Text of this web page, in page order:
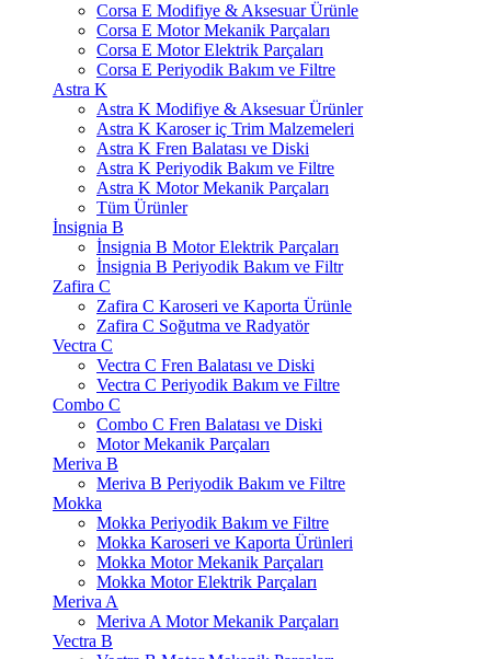
Corsa E Modifiye & Aksesuar Ürünle
Corsa E Motor Mekanik Parçaları
Corsa E Motor Elektrik Parçaları
Corsa E Periyodik Bakım ve Filtre
Astra K
Astra K Modifiye & Aksesuar Ürünler
Astra K Karoser iç Trim Malzemeleri
Astra K Fren Balatası ve Diski
Astra K Periyodik Bakım ve Filtre
Astra K Motor Mekanik Parçaları
Tüm Ürünler
İnsignia B
İnsignia B Motor Elektrik Parçaları
İnsignia B Periyodik Bakım ve Filtr
Zafira C
Zafira C Karoseri ve Kaporta Ürünle
Zafira C Soğutma ve Radyatör
Vectra C
Vectra C Fren Balatası ve Diski
Vectra C Periyodik Bakım ve Filtre
Combo C
Combo C Fren Balatası ve Diski
Motor Mekanik Parçaları
Meriva B
Meriva B Periyodik Bakım ve Filtre
Mokka
Mokka Periyodik Bakım ve Filtre
Mokka Karoseri ve Kaporta Ürünleri
Mokka Motor Mekanik Parçaları
Mokka Motor Elektrik Parçaları
Meriva A
Meriva A Motor Mekanik Parçaları
Vectra B